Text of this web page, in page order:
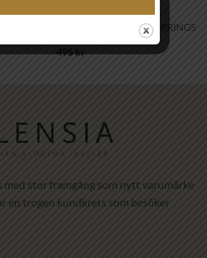
CAROLINE SVEDBOM –
PETITE DROP STUD EARRINGS
GOLD VINTAGE ROSE
495kr
med stor framgång som nytt varumärke
en trogen kundkrets som besöker